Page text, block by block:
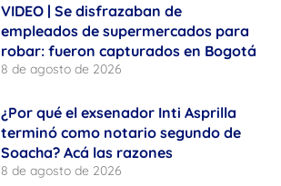
VIDEO | Se disfrazaban de
empleados de supermercados para
robar: fueron capturados en Bogotá
8 de agosto de 2026
¿Por qué el exsenador Inti Asprilla
terminó como notario segundo de
Soacha? Acá las razones
8 de agosto de 2026